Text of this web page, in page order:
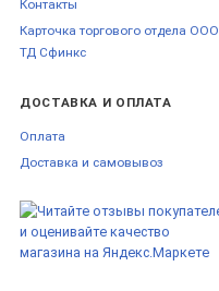
Контакты
Карточка торгового отдела ООО
ТД Сфинкс
ДОСТАВКА И ОПЛАТА
Оплата
Доставка и самовывоз